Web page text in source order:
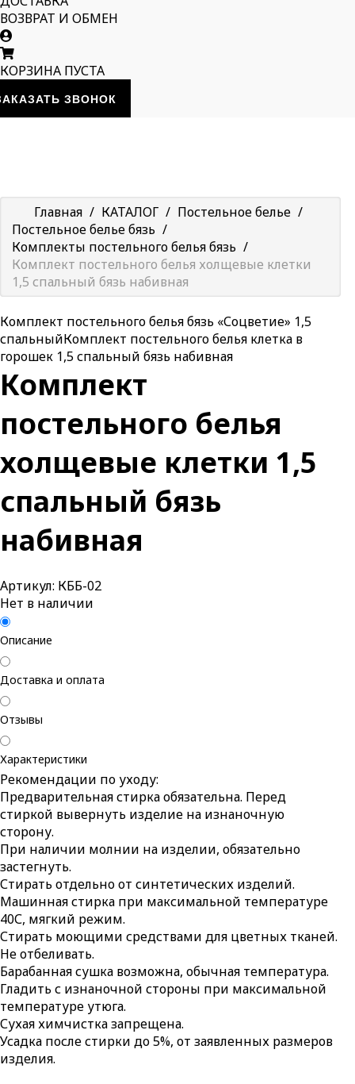
ВОЗВРАТ И ОБМЕН
КОРЗИНА ПУСТА
ЗВОНОК
Главная / КАТАЛОГ / Постельное белье /
Постельное белье бязь /
Комплекты постельного белья бязь /
Комплект постельного белья холщевые клетки
1,5 спальный бязь набивная
Комплект постельного белья бязь «Соцветие» 1,5
спальныйКомплект постельного белья клетка в
горошек 1,5 спальный бязь набивная
Комплект
постельного белья
холщевые клетки 1,5
спальный бязь
набивная
Артикул: КББ-02
Нет в наличии
Описание
Доставка и оплата
Отзывы
Характеристики
Рекомендации по уходу:
Предварительная стирка обязательна. Перед
стиркой вывернуть изделие на изнаночную
сторону.
При наличии молнии на изделии, обязательно
застегнуть.
Стирать отдельно от синтетических изделий.
Машинная стирка при максимальной температуре
40С, мягкий режим.
Стирать моющими средствами для цветных тканей.
Не отбеливать.
Барабанная сушка возможна, обычная температура.
Гладить с изнаночной стороны при максимальной
температуре утюга.
Сухая химчистка запрещена.
Усадка после стирки до 5%, от заявленных размеров
изделия.